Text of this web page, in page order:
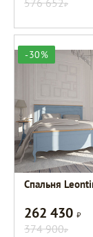
-30%
Спальня
262 430Р
374 900Р